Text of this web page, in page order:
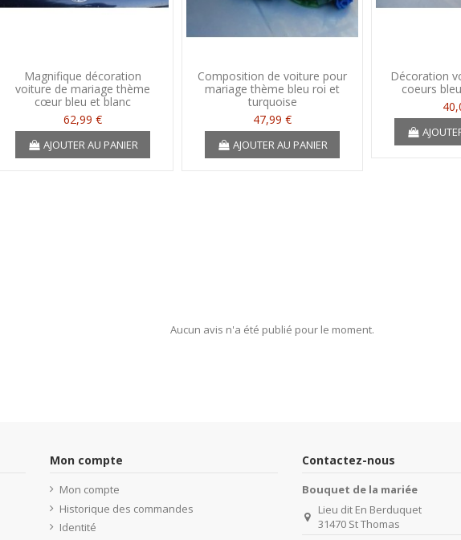
Magnifique décoration
voiture de mariage thème
cœur bleu et blanc
62,99 €
AJOUTER AU PANIER
Composition de voiture pour
mariage thème bleu roi et
turquoise
47,99 €
AJOUTER AU PANIER
Décoration
coeurs
Aucun avis n'a été publié pour le moment.
Mon compte
Mon compte
Historique des commandes
Identité
Contactez-nous
Bouquet de la mariée
Lieu dit En Berduquet
31470 St Thomas